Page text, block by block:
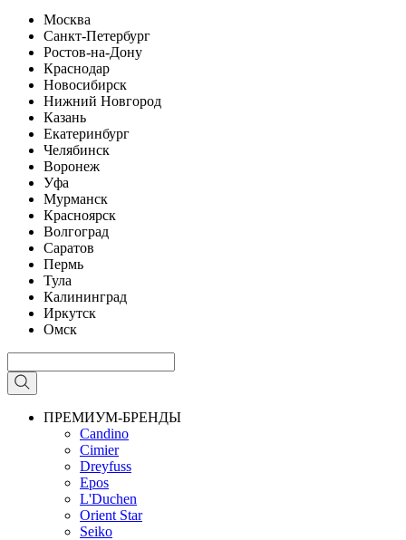
Москва
Санкт-Петербург
Ростов-на-Дону
Краснодар
Новосибирск
Нижний Новгород
Казань
Екатеринбург
Челябинск
Воронеж
Уфа
Мурманск
Красноярск
Волгоград
Саратов
Пермь
Тула
Калининград
Иркутск
Омск
ПРЕМИУМ-БРЕНДЫ
Candino
Cimier
Dreyfuss
Epos
L'Duchen
Orient Star
Seiko